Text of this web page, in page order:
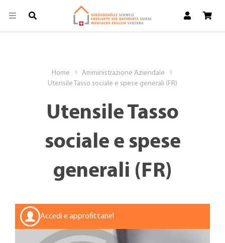
Home
Amministrazione Aziendale
Utensile Tasso sociale e spese generali (FR)
Utensile Tasso
sociale e spese
generali (FR)
Accedi e approfittane!